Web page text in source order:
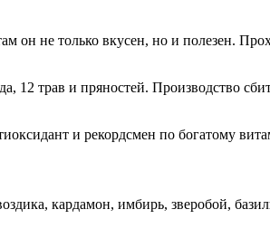
он не только вкусен, но и полезен.
трав и пряностей. Производство
и рекордсмен по богатому
кардамон, имбирь, зверобой,